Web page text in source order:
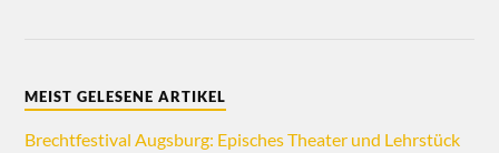
MEIST GELESENE ARTIKEL
Brechtfestival Augsburg: Episches Theater und Lehrstück